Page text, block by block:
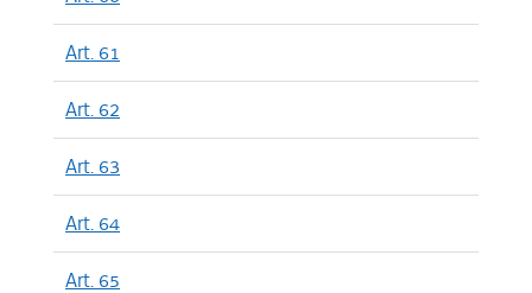
Art. 61
Art. 62
Art. 63
Art. 64
Art. 65